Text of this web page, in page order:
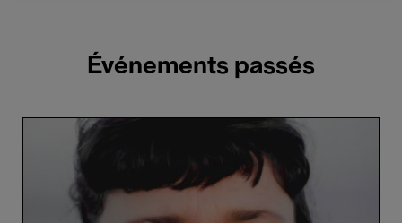
Événements passés
Bennett